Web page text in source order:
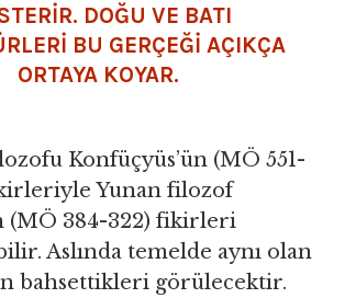
DOĞU VE BATI
BU GERÇEĞI AÇIKÇA
ORTAYA KOYAR.
Konfüçyüs’ün (MÖ 551-
Yunan filozof
(MÖ 384-322) fikirleri
Aslında temelde aynı olan
bahsettikleri görülecektir.